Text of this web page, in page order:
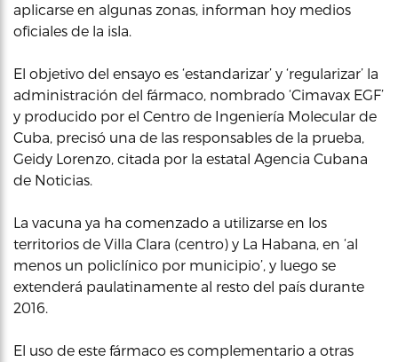
aplicarse en algunas zonas, informan hoy medios
oficiales de la isla.
El objetivo del ensayo es ‘estandarizar’ y ‘regularizar’ la
administración del fármaco, nombrado ‘Cimavax EGF’
y producido por el Centro de Ingeniería Molecular de
Cuba, precisó una de las responsables de la prueba,
Geidy Lorenzo, citada por la estatal Agencia Cubana
de Noticias.
La vacuna ya ha comenzado a utilizarse en los
territorios de Villa Clara (centro) y La Habana, en ‘al
menos un policlínico por municipio’, y luego se
extenderá paulatinamente al resto del país durante
2016.
El uso de este fármaco es complementario a otras